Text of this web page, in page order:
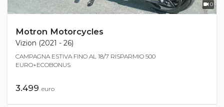
0
Motron Motorcycles
Vizion (2021 - 26)
CAMPAGNA ESTIVA FINO AL 18/7 RISPARMIO 500
EURO+ECOBONUS
3.499 euro